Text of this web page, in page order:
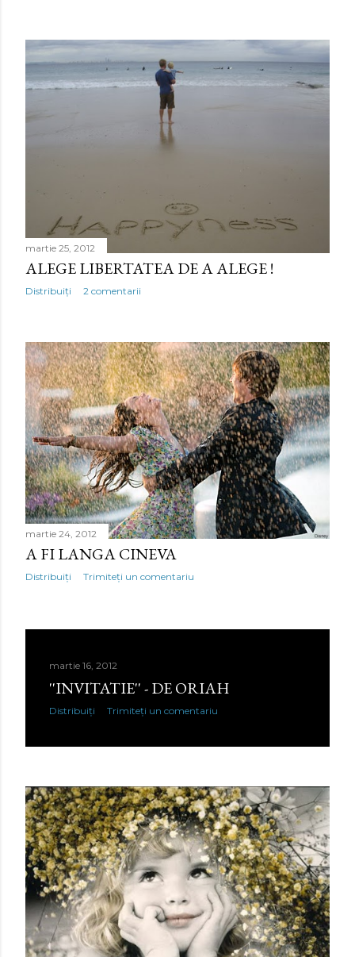
martie 25, 2012
ALEGE LIBERTATEA DE A ALEGE !
Distribuiți 2 comentarii
martie 24, 2012
A FI LANGA CINEVA
Distribuiți Trimiteți un comentariu
martie 16, 2012
''INVITATIE'' - DE ORIAH
Distribuiți Trimiteți un comentariu